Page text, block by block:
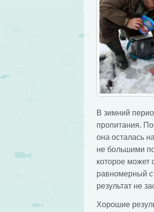
В зимний
пропитания.
она осталась
не большими
которое может
равномерный
результат не
Хорошие